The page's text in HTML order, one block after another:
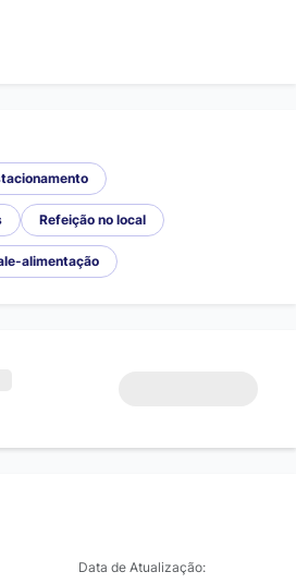
Refeição no local
alimentação
Data de Atualização: